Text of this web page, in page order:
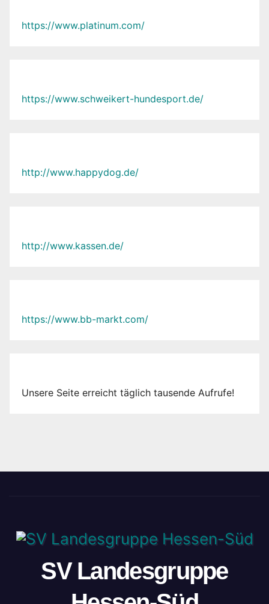
https://www.platinum.com/
https://www.schweikert-hundesport.de/
http://www.happydog.de/
http://www.kassen.de/
https://www.bb-markt.com/
Unsere Seite erreicht täglich tausende Aufrufe!
SV Landesgruppe